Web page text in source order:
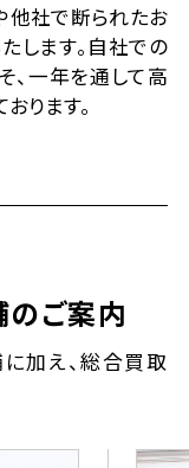
他社で断られたお
します。自社での
、一年を通して高
ります。
ご案内
加え、総合買取